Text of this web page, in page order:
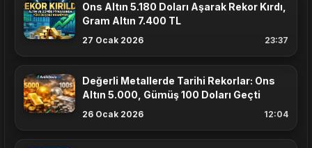
Ons Altın 5.180 Doları Aşarak Rekor Kırdı,
Gram Altın 7.400 TL
27 Ocak 2026 23:37
Değerli Metallerde Tarihi Rekorlar: Ons
Altın 5.000, Gümüş 100 Doları Geçti
26 Ocak 2026 12:04